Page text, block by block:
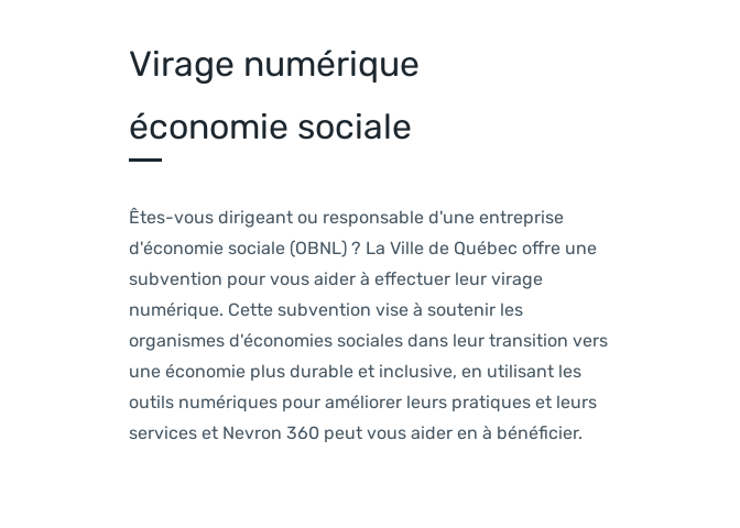
Virage numérique
économie sociale
Êtes-vous dirigeant ou responsable d'une entreprise
d'économie sociale (OBNL) ? La Ville de Québec offre une
subvention pour vous aider à effectuer leur virage
numérique. Cette subvention vise à soutenir les
organismes d'économies sociales dans leur transition vers
une économie plus durable et inclusive, en utilisant les
outils numériques pour améliorer leurs pratiques et leurs
services et Nevron 360 peut vous aider en à bénéficier.